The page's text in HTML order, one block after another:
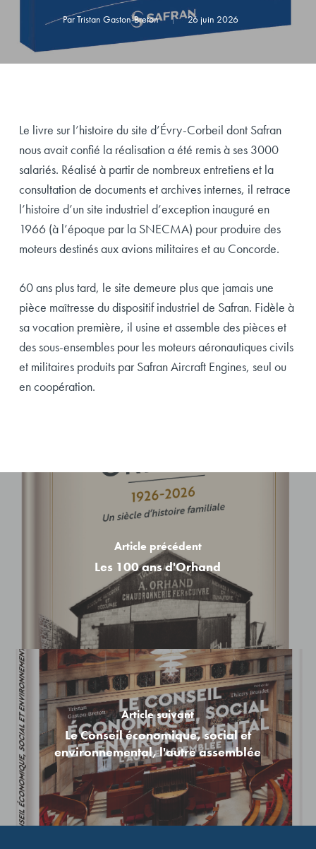
ParTristan Gaston-Breton 26 juin 2026
Le livre sur l’histoire du site d’Évry-Corbeil dont Safran
nous avait confié la réalisation a été remis à ses 3000
salariés. Réalisé à partir de nombreux entretiens et la
consultation de documents et archives internes, il retrace
l’histoire d’un site industriel d’exception inauguré en
1966 (à l’époque par la SNECMA) pour produire des
moteurs destinés aux avions militaires et au Concorde.
60 ans plus tard, le site demeure plus que jamais une
pièce maîtresse du dispositif industriel de Safran. Fidèle à
sa vocation première, il usine et assemble des pièces et
des sous-ensembles pour les moteurs aéronautiques civils
et militaires produits par Safran Aircraft Engines, seul ou
en coopération.
Article précédent
Les 100 ans d'Orhand
Article suivant
Le Conseil économique, social et
environnemental, l'autre assemblée